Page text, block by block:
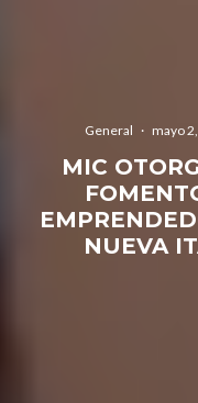
General · mayo
MIC
NUEVA